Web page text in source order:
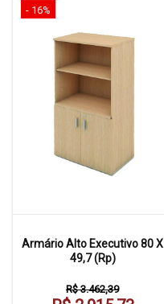
- 16%
Armário Alto Executivo 80 X
49,7 (Rp)
R$ 3.462,39